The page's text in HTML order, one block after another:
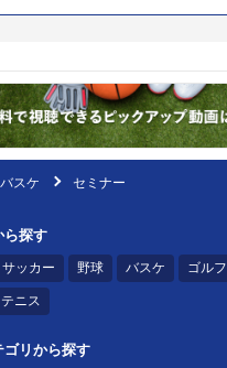
バスケ セミナー
ら探す
サッカー 野球 バスケ ゴルフ
テニス
ゴリから探す